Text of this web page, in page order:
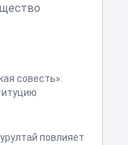
совесть»:
повлияет